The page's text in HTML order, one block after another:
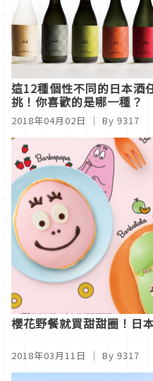
這12種個性不同的日本酒
挑！你喜歡的是哪一種？
2018年04月02日 ｜ By 9317
櫻花野餐就買甜甜圈！
2018年03月11日 ｜ By 9317